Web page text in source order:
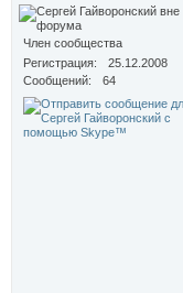
Член сообщества
Регистрация
25.12.2008
Сообщений
64